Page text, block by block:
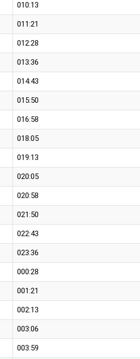
010:13
011:21
012:28
013:36
014:43
015:50
016:58
018:05
019:13
020:05
020:58
021:50
022:43
023:36
000:28
001:21
002:13
003:06
003:59